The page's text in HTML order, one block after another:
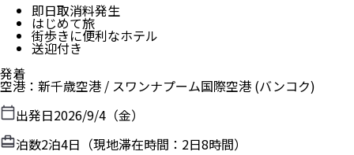
即日取消料発生
はじめて旅
街歩きに便利なホテル
送迎付き
発着
空港 ： 新千歳空港 / スワンナプーム国際空港 (バンコク)
出発日2026/9/4（金）
泊数2泊4日（現地滞在時間： 2日8時間）